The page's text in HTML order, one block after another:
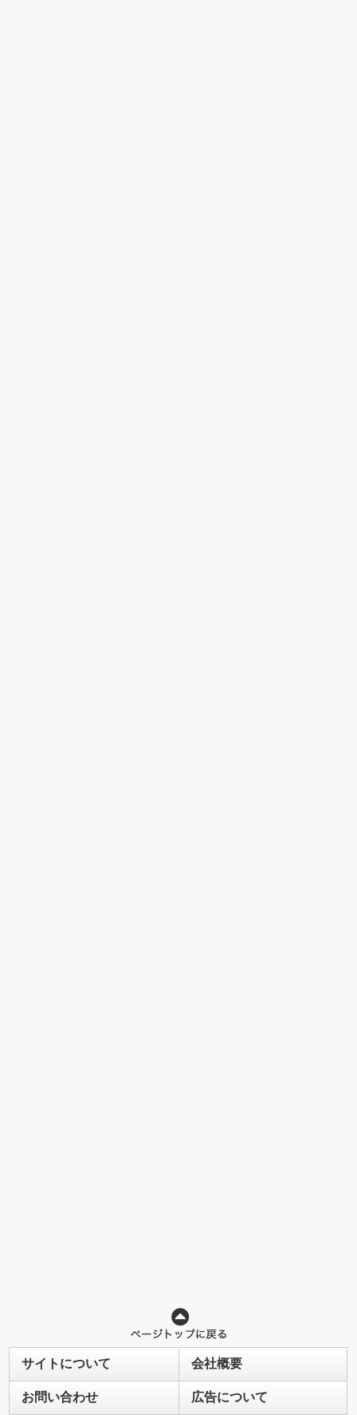
サイトについて 会社概要
お問い合わせ 広告について